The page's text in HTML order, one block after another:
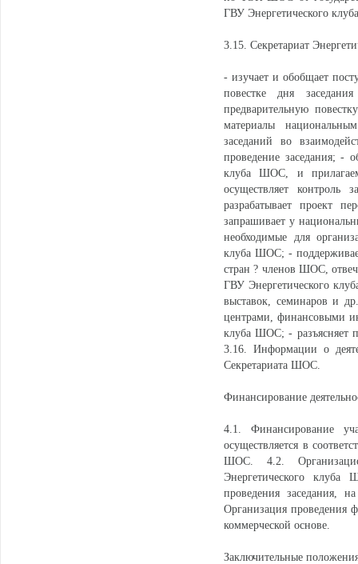
ГВУ Энергетического
3.15. Секретариат
- изучает и обобщает
повестке дня
предварительную
материалы
заседаний во
проведение заседания; -
клуба ШОС, и
осуществляет
разрабатывает проект
запрашивает у
необходимые для
клуба ШОС; -
стран ? членов ШОС,
ГВУ Энергетического
выставок, семинаров и
центрами, финансовыми
клуба ШОС; - разъясняет
3.16. Информации о
Секретариата ШОС.
Финансирование
4.1. Финансирование
осуществляется в
ШОС. 4.2.
Энергетического
проведения заседания,
Организация проведения
коммерческой основе.
Заключительные